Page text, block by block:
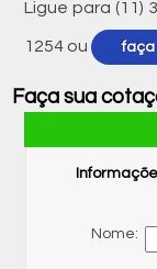
Ligue para (11)
1254 ou faça
Faça sua
Nome: